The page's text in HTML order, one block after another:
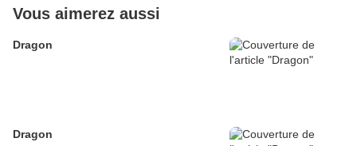
Vous aimerez aussi
Dragon
Dragon